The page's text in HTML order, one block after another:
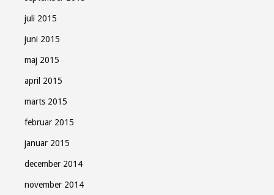
juli 2015
juni 2015
maj 2015
april 2015
marts 2015
februar 2015
januar 2015
december 2014
november 2014